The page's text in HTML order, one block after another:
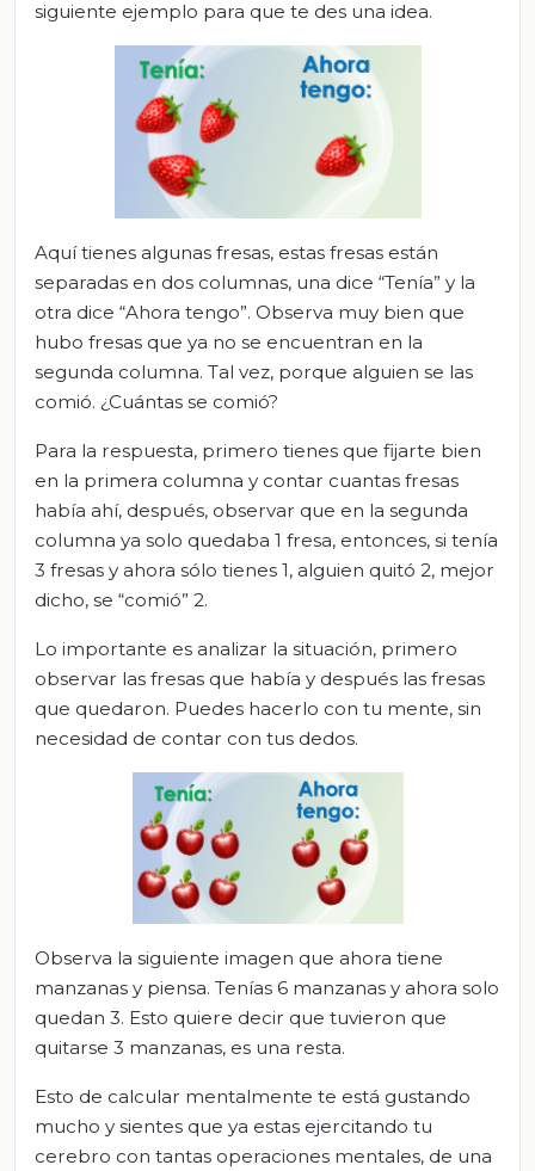
siguiente ejemplo para que te des una idea.
Aquí tienes algunas fresas, estas fresas están
separadas en dos columnas, una dice “Tenía” y la
otra dice “Ahora tengo”. Observa muy bien que
hubo fresas que ya no se encuentran en la
segunda columna. Tal vez, porque alguien se las
comió. ¿Cuántas se comió?
Para la respuesta, primero tienes que fijarte bien
en la primera columna y contar cuantas fresas
había ahí, después, observar que en la segunda
columna ya solo quedaba 1 fresa, entonces, si tenía
3 fresas y ahora sólo tienes 1, alguien quitó 2, mejor
dicho, se “comió” 2.
Lo importante es analizar la situación, primero
observar las fresas que había y después las fresas
que quedaron. Puedes hacerlo con tu mente, sin
necesidad de contar con tus dedos.
Observa la siguiente imagen que ahora tiene
manzanas y piensa. Tenías 6 manzanas y ahora solo
quedan 3. Esto quiere decir que tuvieron que
quitarse 3 manzanas, es una resta.
Esto de calcular mentalmente te está gustando
mucho y sientes que ya estas ejercitando tu
cerebro con tantas operaciones mentales, de una